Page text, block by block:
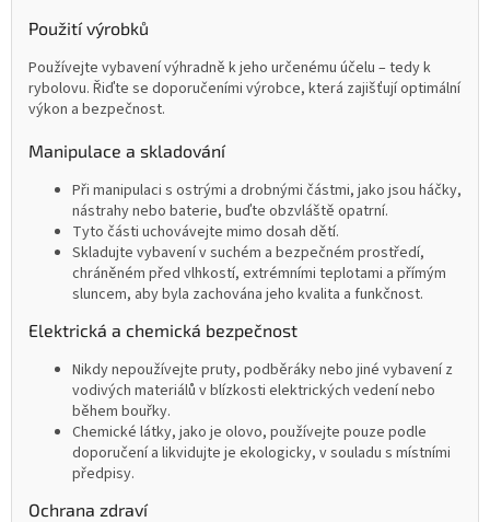
Použití výrobků
Používejte vybavení výhradně k jeho určenému účelu – tedy k
rybolovu. Řiďte se doporučeními výrobce, která zajišťují optimální
výkon a bezpečnost.
Manipulace a skladování
Při manipulaci s ostrými a drobnými částmi, jako jsou háčky,
nástrahy nebo baterie, buďte obzvláště opatrní.
Tyto části uchovávejte mimo dosah dětí.
Skladujte vybavení v suchém a bezpečném prostředí,
chráněném před vlhkostí, extrémními teplotami a přímým
sluncem, aby byla zachována jeho kvalita a funkčnost.
Elektrická a chemická bezpečnost
Nikdy nepoužívejte pruty, podběráky nebo jiné vybavení z
vodivých materiálů v blízkosti elektrických vedení nebo
během bouřky.
Chemické látky, jako je olovo, používejte pouze podle
doporučení a likvidujte je ekologicky, v souladu s místními
předpisy.
Ochrana zdraví